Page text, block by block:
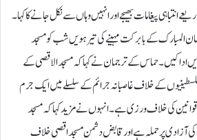
انتباہی پیغامات بھیجے اور انہیں وہاں سے نکل جانے کا کہا۔
نے رمضان المبارک کے بابرکت مہینے کی تیرہویں شب کو مسجد
ادا کیں۔حماس کے ترجمان نے کہا کہ مسجد الاقصی کے
کے خلاف غاصبانہ جرائم کے سلسلے میں ایک جرم
قوانین کی خلاف ورزی ہے۔انہوں نے مزید کہا کہ مسجد
آزادی پر حملہ ہے اور قابض دشمن مسجد اقصی خلاف